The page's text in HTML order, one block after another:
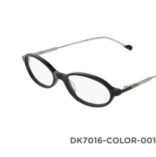
DK7016-COLOR-001